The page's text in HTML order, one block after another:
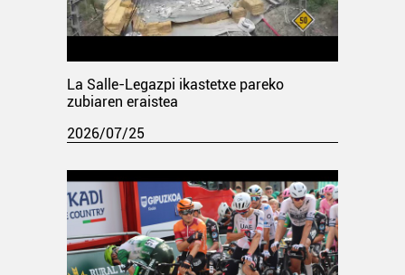
La Salle-Legazpi ikastetxe pareko
zubiaren eraistea
2026/07/25